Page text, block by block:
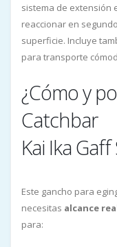
sistema de extensión
reaccionar en
superficie. Incluye
para transporte
¿Cómo y
Catchbar
Kai Ika
Este gancho para
necesitas alcance
para: